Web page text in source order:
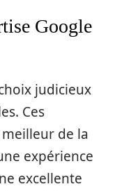
Google
judicieux
Ces
de la
expérience
excellente